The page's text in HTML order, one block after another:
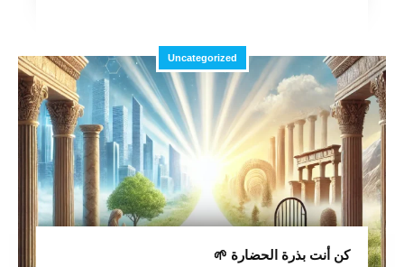
Uncategorized
كن أنت بذرة الحضارة 🌱